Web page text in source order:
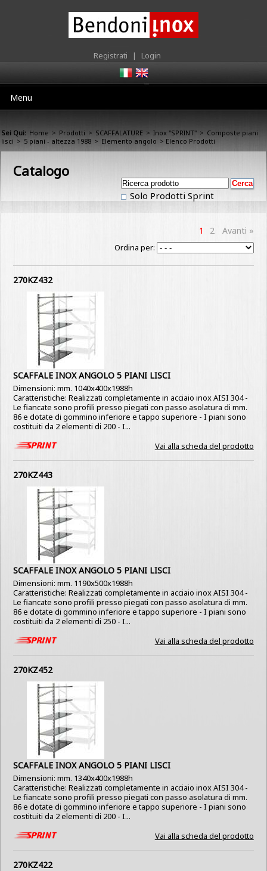
Registrati | Login
Menu
Sei Qui: Home > Prodotti > SCAFFALATURE > Inox "SPRINT" > Composte piani
lisci > 5 piani - altezza 1988 > Elemento angolo > Elenco Prodotti
Catalogo
Solo Prodotti Sprint
1 2 Avanti »
Ordina per:
270KZ432
SCAFFALE INOX ANGOLO 5 PIANI LISCI
Dimensioni: mm. 1040x400x1988h
Caratteristiche: Realizzati completamente in acciaio inox AISI 304 -
Le fiancate sono profili presso piegati con passo asolatura di mm.
86 e dotate di gommino inferiore e tappo superiore - I piani sono
costituiti da 2 elementi di 200 - I...
Vai alla scheda del prodotto
270KZ443
SCAFFALE INOX ANGOLO 5 PIANI LISCI
Dimensioni: mm. 1190x500x1988h
Caratteristiche: Realizzati completamente in acciaio inox AISI 304 -
Le fiancate sono profili presso piegati con passo asolatura di mm.
86 e dotate di gommino inferiore e tappo superiore - I piani sono
costituiti da 2 elementi di 250 - I...
Vai alla scheda del prodotto
270KZ452
SCAFFALE INOX ANGOLO 5 PIANI LISCI
Dimensioni: mm. 1340x400x1988h
Caratteristiche: Realizzati completamente in acciaio inox AISI 304 -
Le fiancate sono profili presso piegati con passo asolatura di mm.
86 e dotate di gommino inferiore e tappo superiore - I piani sono
costituiti da 2 elementi di 200 - I...
Vai alla scheda del prodotto
270KZ422